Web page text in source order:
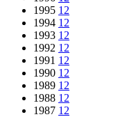
1995 12
1994 12
1993 12
1992 12
1991 12
1990 12
1989 12
1988 12
1987 12